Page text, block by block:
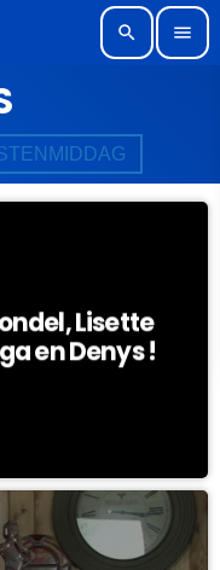
search menu
Lisette
en Denys !